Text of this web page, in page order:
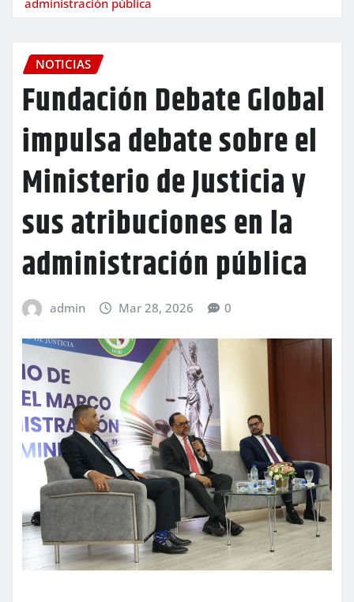
NOTICIAS
Fundación Debate Global
impulsa debate sobre el
Ministerio de Justicia y
sus atribuciones en la
administración pública
admin Mar 28, 2026 0